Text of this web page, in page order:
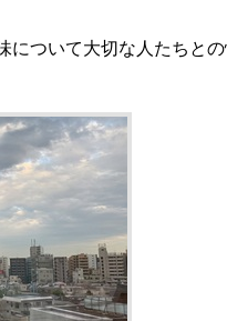
について大切な人たちと